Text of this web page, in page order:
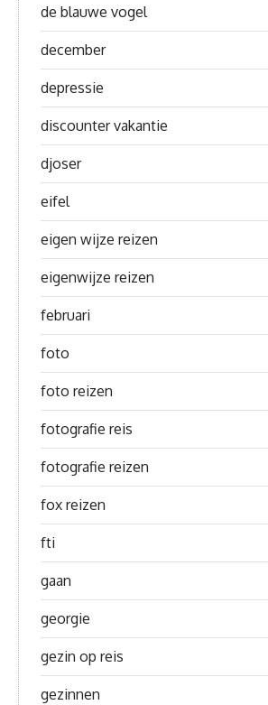
de blauwe vogel
december
depressie
discounter vakantie
djoser
eifel
eigen wijze reizen
eigenwijze reizen
februari
foto
foto reizen
fotografie reis
fotografie reizen
fox reizen
fti
gaan
georgie
gezin op reis
gezinnen